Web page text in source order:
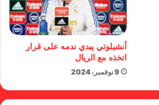
أنشيلوتي يبدي ندمه على قرار
اتخذه مع الريال
9 نوفمبر، 2024